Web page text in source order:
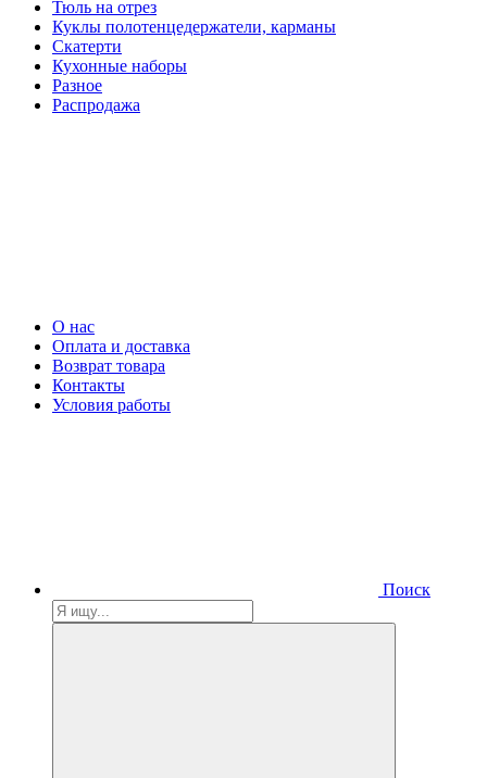
Тюль на отрез
Куклы полотенцедержатели, карманы
Скатерти
Кухонные наборы
Разное
Распродажа
О нас
Оплата и доставка
Возврат товара
Контакты
Условия работы
Поиск